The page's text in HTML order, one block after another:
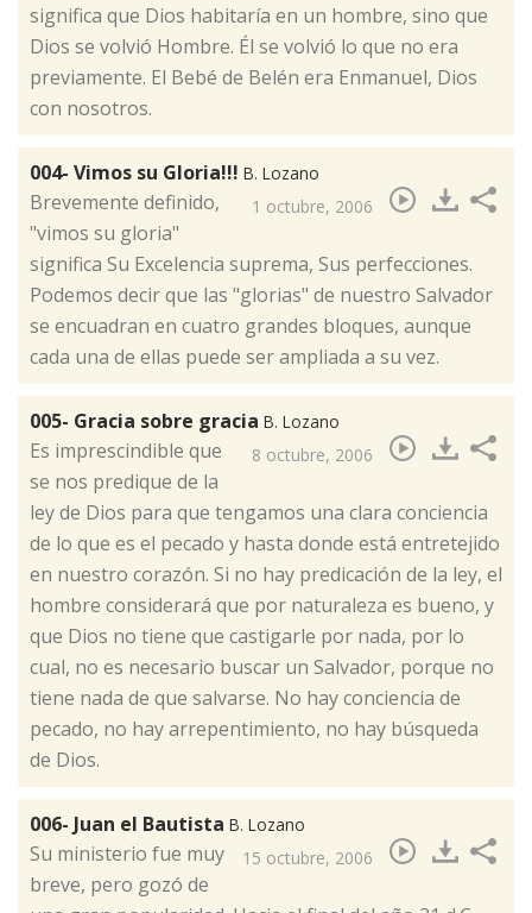
significa que Dios habitaría en un hombre, sino que
Dios se volvió Hombre. Él se volvió lo que no era
previamente. El Bebé de Belén era Enmanuel, Dios
con nosotros.
004- Vimos su Gloria!!! B. Lozano
1 octubre, 2006
​Brevemente definido,
"vimos su gloria"
significa Su Excelencia suprema, Sus perfecciones.
Podemos decir que las "glorias" de nuestro Salvador
se encuadran en cuatro grandes bloques, aunque
cada una de ellas puede ser ampliada a su vez.
005- Gracia sobre gracia B. Lozano
8 octubre, 2006
​Es imprescindible que
se nos predique de la
ley de Dios para que tengamos una clara conciencia
de lo que es el pecado y hasta donde está entretejido
en nuestro corazón. Si no hay predicación de la ley, el
hombre considerará que por naturaleza es bueno, y
que Dios no tiene que castigarle por nada, por lo
cual, no es necesario buscar un Salvador, porque no
tiene nada de que salvarse. No hay conciencia de
pecado, no hay arrepentimiento, no hay búsqueda
de Dios.
006- Juan el Bautista B. Lozano
15 octubre, 2006
​Su ministerio fue muy
breve, pero gozó de